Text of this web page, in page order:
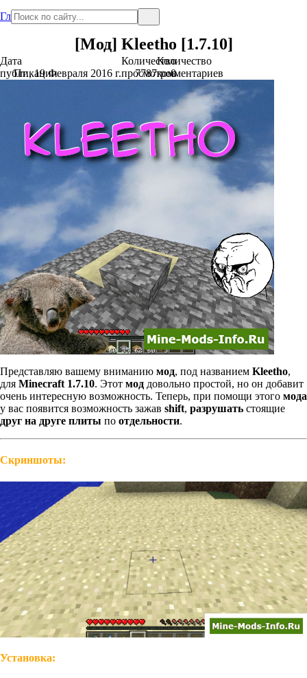
Главная
[Мод] Kleetho [1.7.10]
Дата
публикации
Пт., 19 Февраля 2016 г.
Количество
просмотров
7787
Количество
комментариев
0
Представляю вашему вниманию мод, под названием Kleetho,
для Minecraft 1.7.10. Этот мод довольно простой, но он добавит
очень интересную возможность. Теперь, при помощи этого мода
у вас появится возможность зажав shift, разрушать стоящие
друг на друге плиты по отдельности.
Скриншоты:
Установка: